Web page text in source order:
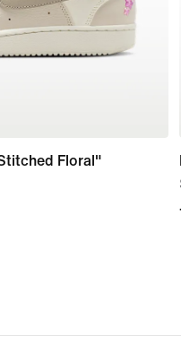
Floral"